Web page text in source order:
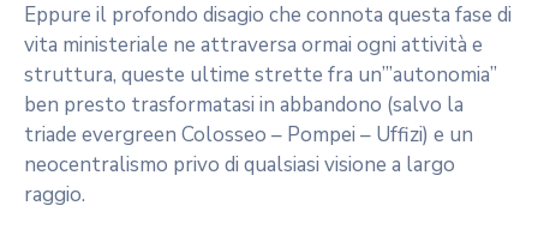
Eppure il profondo disagio che connota questa fase di
vita ministeriale ne attraversa ormai ogni attività e
struttura, queste ultime strette fra un’”autonomia”
ben presto trasformatasi in abbandono (salvo la
triade evergreen Colosseo – Pompei – Uffizi) e un
neocentralismo privo di qualsiasi visione a largo
raggio.